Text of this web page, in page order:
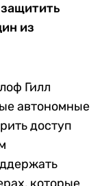
из
Гилл
автономные
доступ